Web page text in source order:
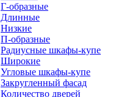
Г-образные
Длинные
Низкие
П-образные
Радиусные шкафы-купе
Широкие
Угловые шкафы-купе
Закругленный фасад
Количество дверей